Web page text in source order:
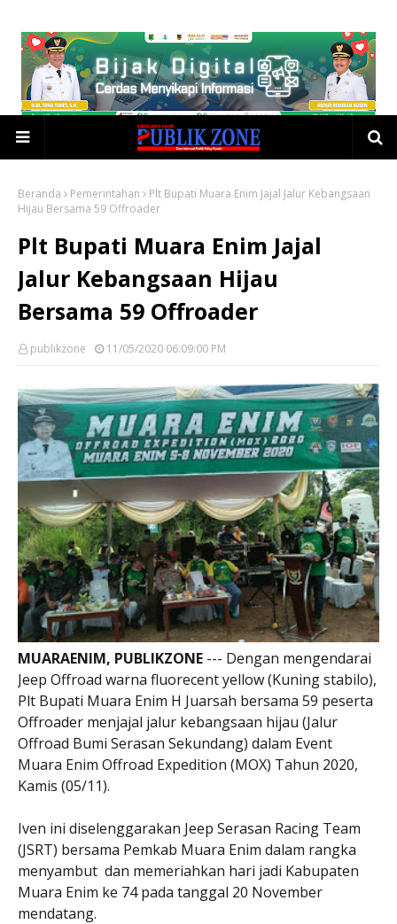
Beranda Pemerintahan
Plt Bupati Muara Enim Jajal Jalur Kebangsaan
Hijau Bersama 59 Offroader
Plt Bupati Muara Enim Jajal
Jalur Kebangsaan Hijau
Bersama 59 Offroader
publikzone 11/05/2020 06:09:00 PM
MUARAENIM, PUBLIKZONE --- Dengan mengendarai
Jeep Offroad warna fluorecent yellow (Kuning stabilo),
Plt Bupati Muara Enim H Juarsah bersama 59 peserta
Offroader menjajal jalur kebangsaan hijau (Jalur
Offroad Bumi Serasan Sekundang) dalam Event
Muara Enim Offroad Expedition (MOX) Tahun 2020,
Kamis (05/11).
Iven ini diselenggarakan Jeep Serasan Racing Team
(JSRT) bersama Pemkab Muara Enim dalam rangka
menyambut dan memeriahkan hari jadi Kabupaten
Muara Enim ke 74 pada tanggal 20 November
mendatang.